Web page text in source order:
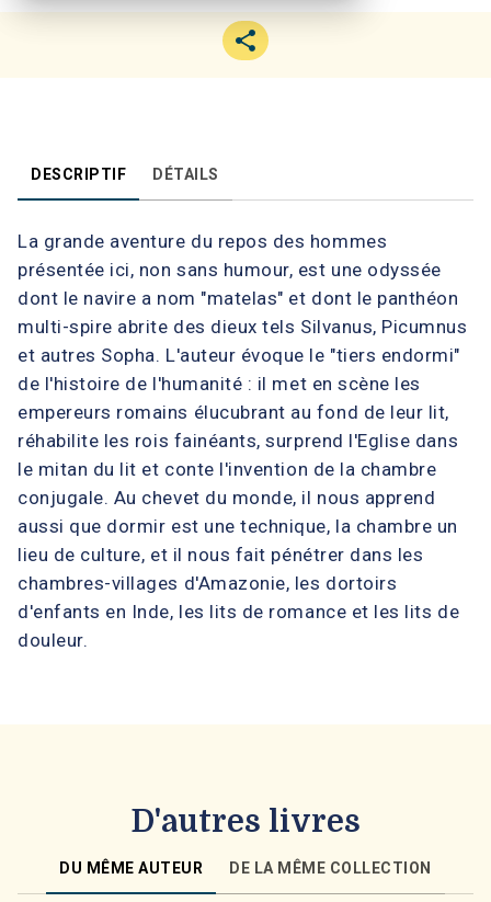
DESCRIPTIF DÉTAILS
La grande aventure du repos des hommes
présentée ici, non sans humour, est une odyssée
dont le navire a nom "matelas" et dont le panthéon
multi-spire abrite des dieux tels Silvanus, Picumnus
et autres Sopha. L'auteur évoque le "tiers endormi"
de l'histoire de l'humanité : il met en scène les
empereurs romains élucubrant au fond de leur lit,
réhabilite les rois fainéants, surprend l'Eglise dans
le mitan du lit et conte l'invention de la chambre
conjugale. Au chevet du monde, il nous apprend
aussi que dormir est une technique, la chambre un
lieu de culture, et il nous fait pénétrer dans les
chambres-villages d'Amazonie, les dortoirs
d'enfants en Inde, les lits de romance et les lits de
douleur.
D'autres livres
DU MÊME AUTEUR DE LA MÊME COLLECTION